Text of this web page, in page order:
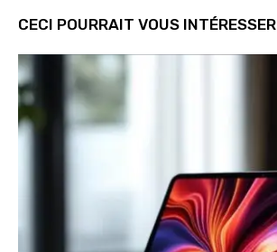
CECI POURRAIT VOUS INTÉRESSER